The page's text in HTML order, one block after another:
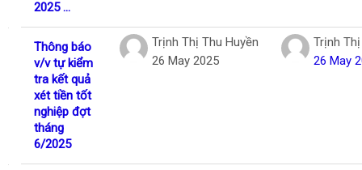
2025 ...
Thông báo
v/v tự kiểm
tra kết quả
xét tiền tốt
nghiệp đợt
tháng
6/2025
Trịnh Thị Thu Huyền
26 May 2025
Trịnh
26 May